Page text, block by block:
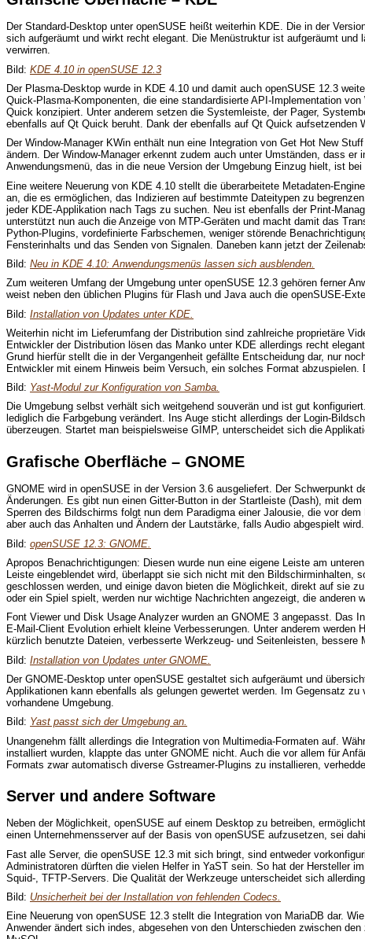
Der Standard-Desktop unter openSUSE heißt weiterhin KDE. Die in der
sich aufgeräumt und wirkt recht elegant. Die Menüstruktur ist aufgeräumt
verwirren.
Bild: KDE 4.10 in openSUSE 12.3
Der Plasma-Desktop wurde in KDE 4.10 und damit auch openSUSE 12.3
Quick-Plasma-Komponenten, die eine standardisierte API-Implementation
Quick konzipiert. Unter anderem setzen die Systemleiste, der Pager,
ebenfalls auf Qt Quick beruht. Dank der ebenfalls auf Qt Quick aufsetzenden
Der Window-Manager KWin enthält nun eine Integration von Get Hot New
ändern. Der Window-Manager erkennt zudem auch unter Umständen, dass
Anwendungsmenü, das in die neue Version der Umgebung Einzug hielt, ist
Eine weitere Neuerung von KDE 4.10 stellt die überarbeitete Metadaten-
an, die es ermöglichen, das Indizieren auf bestimmte Dateitypen zu
jeder KDE-Applikation nach Tags zu suchen. Neu ist ebenfalls der Print-
unterstützt nun auch die Anzeige von MTP-Geräten und macht damit das
Python-Plugins, vordefinierte Farbschemen, weniger störende
Fensterinhalts und das Senden von Signalen. Daneben kann jetzt der
Bild: Neu in KDE 4.10: Anwendungsmenüs lassen sich ausblenden.
Zum weiteren Umfang der Umgebung unter openSUSE 12.3 gehören ferner
weist neben den üblichen Plugins für Flash und Java auch die openSUSE-
Bild: Installation von Updates unter KDE.
Weiterhin nicht im Lieferumfang der Distribution sind zahlreiche proprietäre
Entwickler der Distribution lösen das Manko unter KDE allerdings recht
Grund hierfür stellt die in der Vergangenheit gefällte Entscheidung dar, nur
Entwickler mit einem Hinweis beim Versuch, ein solches Format
Bild: Yast-Modul zur Konfiguration von Samba.
Die Umgebung selbst verhält sich weitgehend souverän und ist gut
lediglich die Farbgebung verändert. Ins Auge sticht allerdings der Login-
überzeugen. Startet man beispielsweise GIMP, unterscheidet sich die
Grafische Oberfläche – GNOME
GNOME wird in openSUSE in der Version 3.6 ausgeliefert. Der Schwerpunkt
Änderungen. Es gibt nun einen Gitter-Button in der Startleiste (Dash), mit
Sperren des Bildschirms folgt nun dem Paradigma einer Jalousie, die vor
aber auch das Anhalten und Ändern der Lautstärke, falls Audio abgespielt
Bild: openSUSE 12.3: GNOME.
Apropos Benachrichtigungen: Diesen wurde nun eine eigene Leiste am
Leiste eingeblendet wird, überlappt sie sich nicht mit den
geschlossen werden, und einige davon bieten die Möglichkeit, direkt auf sie
oder ein Spiel spielt, werden nur wichtige Nachrichten angezeigt, die anderen
Font Viewer und Disk Usage Analyzer wurden an GNOME 3 angepasst.
E-Mail-Client Evolution erhielt kleine Verbesserungen. Unter anderem
kürzlich benutzte Dateien, verbesserte Werkzeug- und Seitenleisten,
Bild: Installation von Updates unter GNOME.
Der GNOME-Desktop unter openSUSE gestaltet sich aufgeräumt und
Applikationen kann ebenfalls als gelungen gewertet werden. Im Gegensatz
vorhandene Umgebung.
Bild: Yast passt sich der Umgebung an.
Unangenehm fällt allerdings die Integration von Multimedia-Formaten auf.
installiert wurden, klappte das unter GNOME nicht. Auch die vor allem für
Formats zwar automatisch diverse Gstreamer-Plugins zu installieren,
Server und andere Software
Neben der Möglichkeit, openSUSE auf einem Desktop zu betreiben,
einen Unternehmensserver auf der Basis von openSUSE aufzusetzen, sei
Fast alle Server, die openSUSE 12.3 mit sich bringt, sind entweder
Administratoren dürften die vielen Helfer in YaST sein. So hat der Hersteller
Squid-, TFTP-Servers. Die Qualität der Werkzeuge unterscheidet sich
Bild: Unsicherheit bei der Installation von fehlenden Codecs.
Eine Neuerung von openSUSE 12.3 stellt die Integration von MariaDB dar.
Anwender ändert sich indes, abgesehen von den Unterschieden zwischen